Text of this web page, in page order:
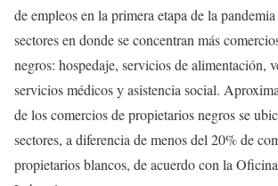
de empleos en la primera etapa de la
sectores en donde se concentran más
negros: hospedaje, servicios de alimentación,
servicios médicos y asistencia social.
de los comercios de propietarios negros se
sectores, a diferencia de menos del 20% de
propietarios blancos, de acuerdo con la